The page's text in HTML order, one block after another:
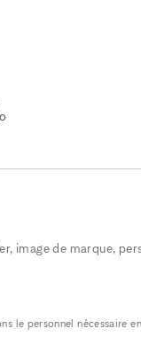
image de marque,
le personnel nécessaire